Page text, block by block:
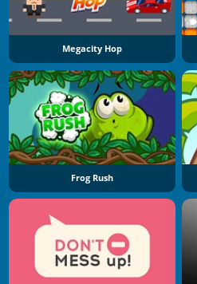
Megacity Hop
Frog Rush